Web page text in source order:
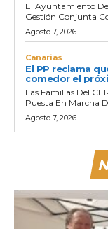
El Ayuntamiento
Gestión Conjunta
Agosto 7, 2026
Canarias
El PP reclama
comedor el
Las Familias Del
Puesta En Marcha
Agosto 7, 2026